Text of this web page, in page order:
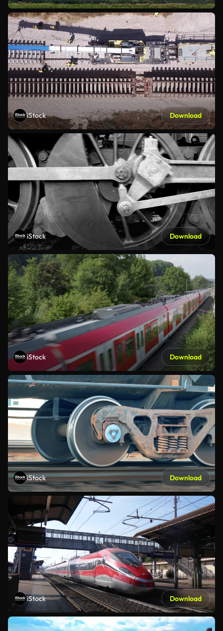
iStock Download
iStock Download
iStock Download
iStock Download
iStock Download